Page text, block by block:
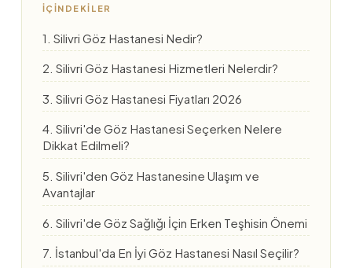
İÇINDEKILER
1. Silivri Göz Hastanesi Nedir?
2. Silivri Göz Hastanesi Hizmetleri Nelerdir?
3. Silivri Göz Hastanesi Fiyatları 2026
4. Silivri'de Göz Hastanesi Seçerken Nelere
Dikkat Edilmeli?
5. Silivri'den Göz Hastanesine Ulaşım ve
Avantajlar
6. Silivri'de Göz Sağlığı İçin Erken Teşhisin Önemi
7. İstanbul'da En İyi Göz Hastanesi Nasıl Seçilir?